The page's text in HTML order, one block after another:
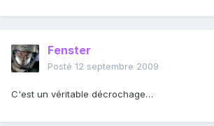
Fenster
Posté 12 septembre 2009
C'est un véritable décrochage…